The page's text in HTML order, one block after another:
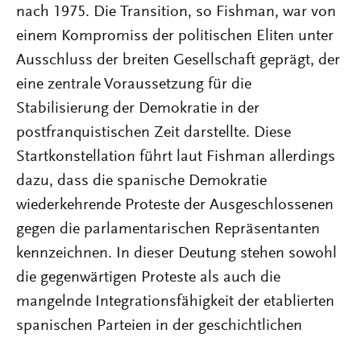
nach 1975. Die Transition, so Fishman, war von
einem Kompromiss der politischen Eliten unter
Ausschluss der breiten Gesellschaft geprägt, der
eine zentrale Voraussetzung für die
Stabilisierung der Demokratie in der
postfranquistischen Zeit darstellte. Diese
Startkonstellation führt laut Fishman allerdings
dazu, dass die spanische Demokratie
wiederkehrende Proteste der Ausgeschlossenen
gegen die parlamentarischen Repräsentanten
kennzeichnen. In dieser Deutung stehen sowohl
die gegenwärtigen Proteste als auch die
mangelnde Integrationsfähigkeit der etablierten
spanischen Parteien in der geschichtlichen